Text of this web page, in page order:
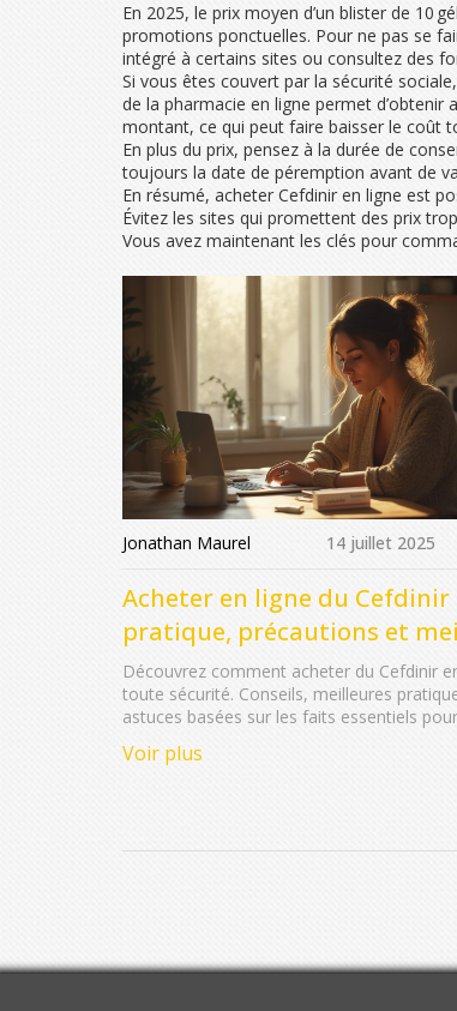
En 2025, le prix moyen d’un blister de 10
promotions ponctuelles. Pour ne pas se
intégré à certains sites ou consultez des
Si vous êtes couvert par la sécurité
de la pharmacie en ligne permet
montant, ce qui peut faire baisser le coût
En plus du prix, pensez à la durée de
toujours la date de péremption avant de
En résumé, acheter Cefdinir en ligne est
Évitez les sites qui promettent des prix
Vous avez maintenant les clés pour
Jonathan Maurel 14 juillet 2025
Acheter en ligne du Cefdinir
pratique, précautions et
pharmacies
Découvrez comment acheter du Cefdinir
toute sécurité. Conseils, meilleures
astuces basées sur les faits essentiels
Voir plus